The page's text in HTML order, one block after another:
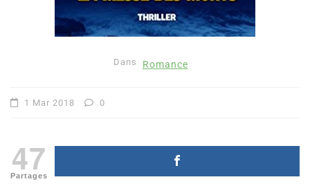
Dans Romance
1 Mar 2018 0
47
Partages